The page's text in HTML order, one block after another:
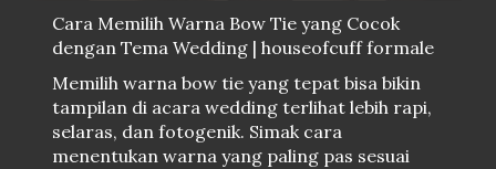
Cara Memilih Warna Bow Tie yang Cocok
dengan Tema Wedding | houseofcuff formale
Memilih warna bow tie yang tepat bisa bikin
tampilan di acara wedding terlihat lebih rapi,
selaras, dan fotogenik. Simak cara
menentukan warna yang paling pas sesuai